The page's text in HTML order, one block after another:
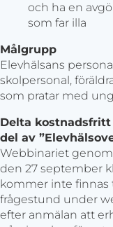
och ha en
som far illa
Målgrupp
Elevhälsans
skolpersonal,
som pratar med
Delta
del av
Webbinariet
den 27 september
kommer inte finnas
frågestund under
efter anmälan att